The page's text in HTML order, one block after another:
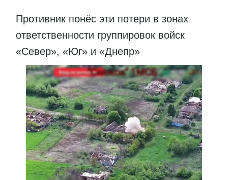
Противник понёс эти потери в зонах
ответственности группировок войск
«Север», «Юг» и «Днепр»